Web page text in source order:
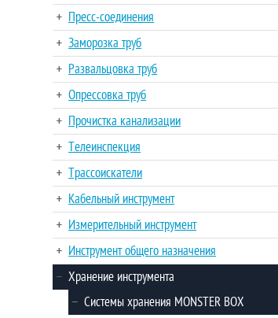
Пресс-соединения
Заморозка труб
Развальцовка труб
Опрессовка труб
Прочистка канализации
Телеинспекция
Трассоискатели
Кабельный инструмент
Измерительный инструмент
Инструмент общего назначения
Хранение инструмента
Системы хранения MONSTER BOX